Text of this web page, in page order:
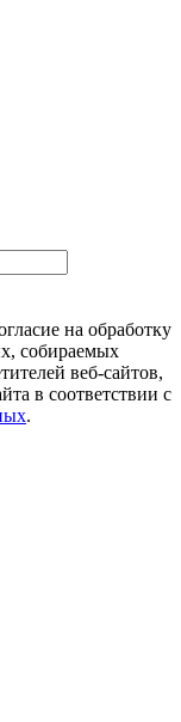
на обработку
собираемых
веб-сайтов,
в соответствии с
.